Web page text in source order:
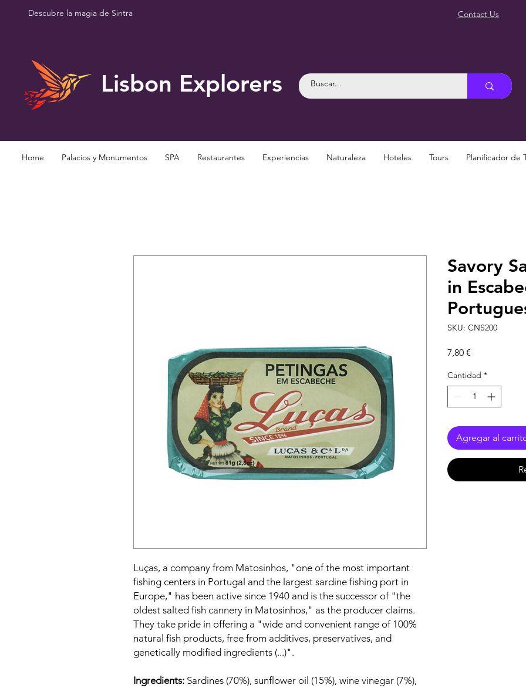
Descubre la magia de Sintra Contact Us
Lisbon Explorers
Home Palacios y Monumentos SPA Restaurantes Experiencias Naturaleza Hoteles Tours Planificador de
Luças, a company from Matosinhos, "one of the most important
fishing centers in Portugal and the largest sardine fishing port in
Europe," has been active since 1940 and is the successor of "the
oldest salted fish cannery in Matosinhos," as the producer claims.
They take pride in offering a "wide and convenient range of 100%
natural fish products, free from additives, preservatives, and
genetically modified ingredients (...)".
Ingredients: Sardines (70%), sunflower oil (15%), wine vinegar (7%),
Savory
in
SKU: CNS200
7,80 €
Cantidad *
Agregar al